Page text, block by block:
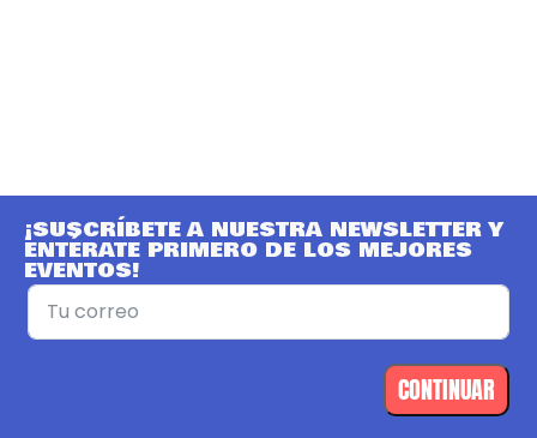
¡SUSCRÍBETE A NUESTRA NEWSLETTER Y
ENTÉRATE PRIMERO DE LOS MEJORES
EVENTOS!
CONTINUAR